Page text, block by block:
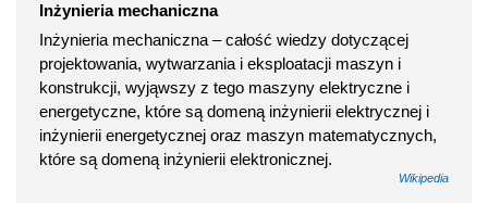
Inżynieria mechaniczna
Inżynieria mechaniczna – całość wiedzy dotyczącej
projektowania, wytwarzania i eksploatacji maszyn i
konstrukcji, wyjąwszy z tego maszyny elektryczne i
energetyczne, które są domeną inżynierii elektrycznej i
inżynierii energetycznej oraz maszyn matematycznych,
które są domeną inżynierii elektronicznej.
Wikipedia